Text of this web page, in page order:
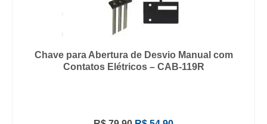
Chave para Abertura de Desvio Manual com
Contatos Elétricos – CAB-119R